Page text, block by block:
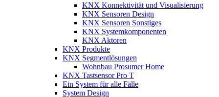
KNX Konnektivität und Visualisierung
KNX Sensoren Design
KNX Sensoren Sonstiges
KNX Systemkomponenten
KNX Aktoren
KNX Produkte
KNX Segmentlösungen
Wohnbau Prosumer Home
KNX Tastsensor Pro T
Ein System für alle Fälle
System Design